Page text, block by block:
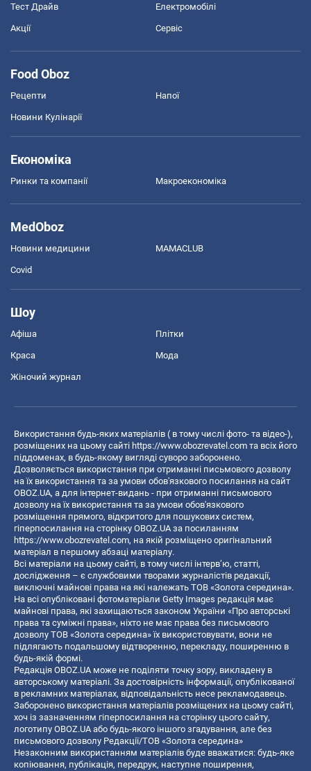
Тест Драйв Електромобілі
Акції Сервіс
Food Oboz
Рецепти Напої
Новини Кулінарії
Економіка
Ринки та компанії Макроекономіка
MedOboz
Новини медицини MAMACLUB
Covid
Шоу
Афіша Плітки
Краса Мода
Жіночий журнал
Використання будь-яких матеріалів ( в тому числі фото- та відео-),
розміщених на цьому сайті https://www.obozrevatel.com та всіх його
піддоменах, в будь-якому вигляді суворо заборонено.
Дозволяється використання при отриманні письмового дозволу
на їх використання та за умови обов'язкового посилання на сайт
OBOZ.UA, а для інтернет-видань - при отриманні письмового
дозволу на їх використання та за умови обов'язкового
розміщення прямого, відкритого для пошукових систем,
гіперпосилання на сторінку OBOZ.UA за посиланням
https://www.obozrevatel.com, на якій розміщено оригінальний
матеріал в першому абзаці матеріалу.
Всі матеріали на цьому сайті, в тому числі інтерв’ю, статті,
дослідження – є службовими творами журналістів редакції,
виключні майнові права на які належать ТОВ «Золота середина».
На всі опубліковані фотоматеріали Getty Images редакція має
майнові права, які захищаються законом України «Про авторські
права та суміжні права», ніхто не має права без письмового
дозволу ТОВ «Золота середина» їх використовувати, вони не
підлягають подальшому відтворенню, перекладу, поширенню в
будь-якій формі.
Редакція OBOZ.UA може не поділяти точку зору, викладену в
авторському матеріалі. За достовірність інформації, опублікованої
в рекламних матеріалах, відповідальність несе рекламодавець.
Заборонено використання матеріалів розміщених на цьому сайті,
хоч із зазначенням гіперпосилання на сторінку цього сайту,
логотипу OBOZ.UA або будь-якого іншого згадування, але без
письмового дозволу Редакції/ТОВ «Золота середина»
Незаконним використанням матеріалів буде вважатися: будь-яке
копiювання, публiкацiя, передрук, наступне поширення,